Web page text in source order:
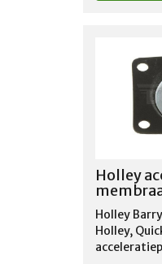
Holley
Holley
Holley,